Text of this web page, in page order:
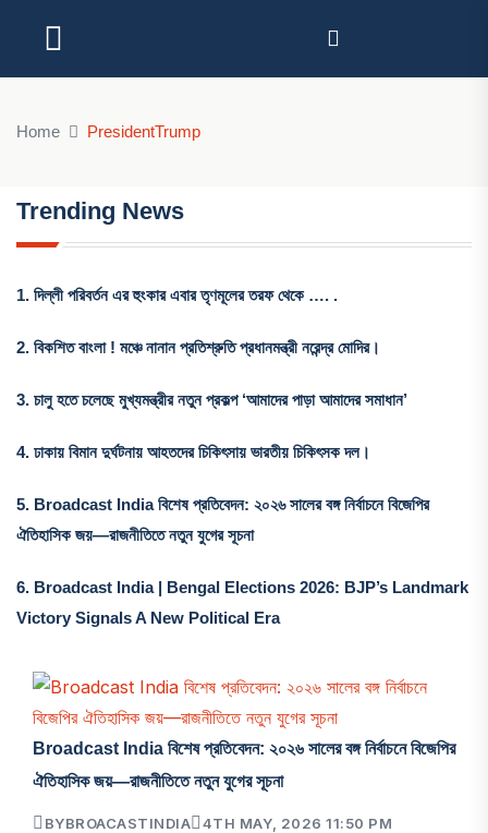
Home PresidentTrump
Trending News
1. দিল্লী পরিবর্তন এর হুংকার এবার তৃণমূলের তরফ থেকে …. .
2. বিকশিত বাংলা ! মঞ্চে নানান প্রতিশ্রুতি প্রধানমন্ত্রী নরেন্দ্র মোদির।
3. চালু হতে চলেছে মুখ্যমন্ত্রীর নতুন প্রকল্প ‘আমাদের পাড়া আমাদের সমাধান’
4. ঢাকায় বিমান দুর্ঘটনায় আহতদের চিকিৎসায় ভারতীয় চিকিৎসক দল।
5. Broadcast India বিশেষ প্রতিবেদন: ২০২৬ সালের বঙ্গ নির্বাচনে বিজেপির
ঐতিহাসিক জয়—রাজনীতিতে নতুন যুগের সূচনা
6. Broadcast India | Bengal Elections 2026: BJP’s Landmark
Victory Signals A New Political Era
Broadcast India বিশেষ প্রতিবেদন: ২০২৬ সালের বঙ্গ নির্বাচনে বিজেপির
ঐতিহাসিক জয়—রাজনীতিতে নতুন যুগের সূচনা
BYBROACASTINDIA 4TH MAY, 2026 11:50 PM